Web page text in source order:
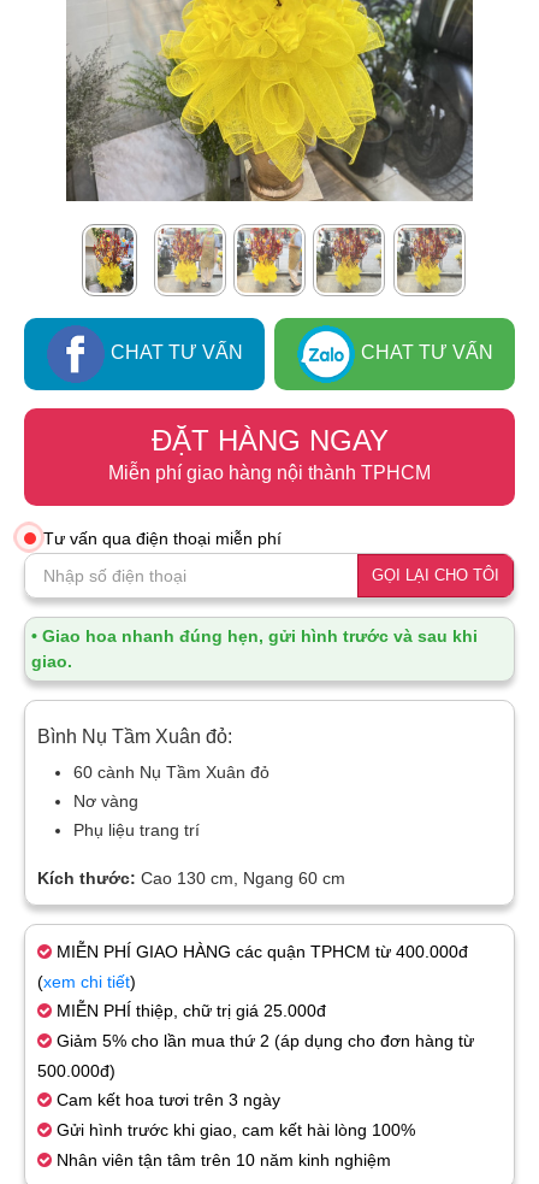
CHAT TƯ VẤN CHAT TƯ VẤN
ĐẶT HÀNG NGAY
Miễn phí giao hàng nội thành TPHCM
Tư vấn qua điện thoại miễn phí
GỌI LẠI CHO TÔI
• Giao hoa nhanh đúng hẹn, gửi hình trước và sau khi
giao.
Bình Nụ Tầm Xuân đỏ:
60 cành Nụ Tầm Xuân đỏ
Nơ vàng
Phụ liệu trang trí
Kích thước: Cao 130 cm, Ngang 60 cm
MIỄN PHÍ GIAO HÀNG các quận TPHCM từ 400.000đ
(xem chi tiết)
MIỄN PHÍ thiệp, chữ trị giá 25.000đ
Giảm 5% cho lần mua thứ 2 (áp dụng cho đơn hàng từ
500.000đ)
Cam kết hoa tươi trên 3 ngày
Gửi hình trước khi giao, cam kết hài lòng 100%
Nhân viên tận tâm trên 10 năm kinh nghiệm